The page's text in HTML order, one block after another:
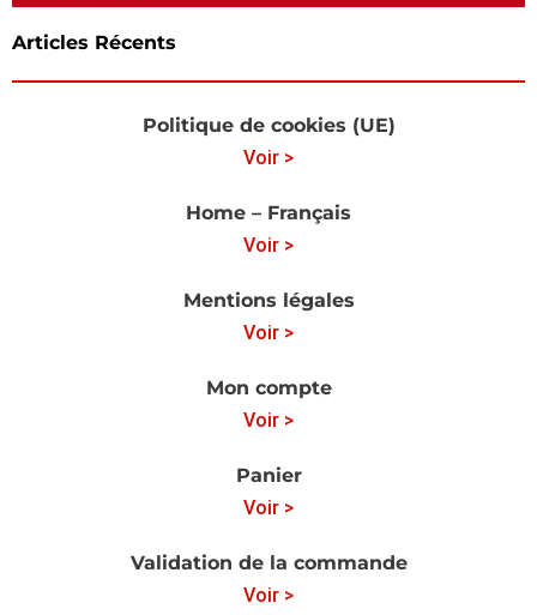
Articles Récents
Politique de cookies (UE)
Voir >
Home – Français
Voir >
Mentions légales
Voir >
Mon compte
Voir >
Panier
Voir >
Validation de la commande
Voir >